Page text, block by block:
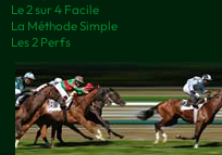
Le 2 sur 4 Facile
La Méthode Simple
Les 2 Perfs